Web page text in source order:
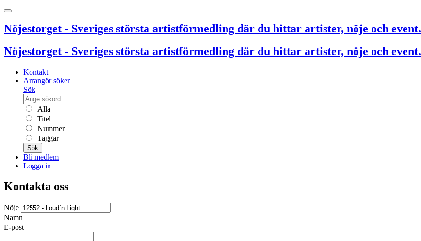
Nöjestorget - Sveriges största artistförmedling där du hittar artister, nöje och event.
Nöjestorget - Sveriges största artistförmedling där du hittar artister, nöje och event.
Kontakt
Arrangör söker
Sök
Alla
Titel
Nummer
Taggar
Sök
Bli medlem
Logga in
Kontakta oss
Nöje
Namn
E-post